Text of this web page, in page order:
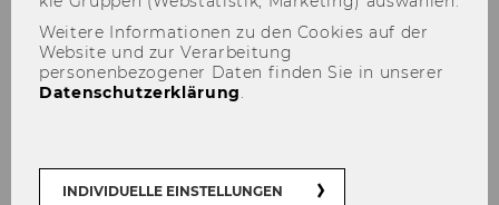
Weitere Informationen zu den Cookies auf der
Website und zur Verarbeitung
personenbezogener Daten finden Sie in unserer
Datenschutzerklärung.
INDIVIDUELLE EINSTELLUNGEN